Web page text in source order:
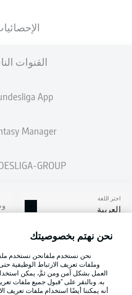
القنوات
App
Manager
GROUP
اختر اللغة
العربية
تسجيل الدخول
نحن نهتم بخصوصيتك
نحن نستخدم ملفانحن نستخدم
وملفات تعريف الارتباط الوظيفية
العمل بشكل آمن ومن ثمَّ، يمكن
به. وبالنقر على "قبول جميع ملفات
أنه يمكننا أيضًا استخدام ملفات تعريف